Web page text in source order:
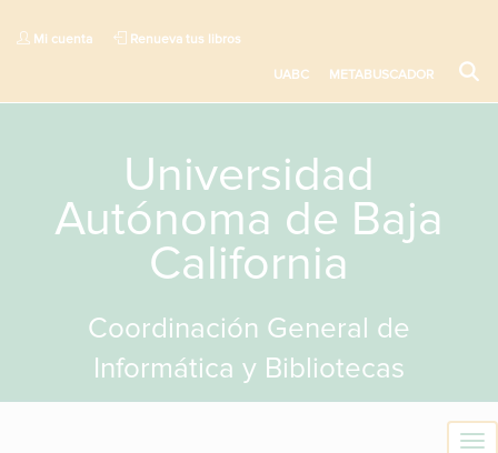
Mi cuenta Renueva tus libros
UABC METABUSCADOR
Universidad
Autónoma de Baja
California
Coordinación General de
Informática y Bibliotecas
T